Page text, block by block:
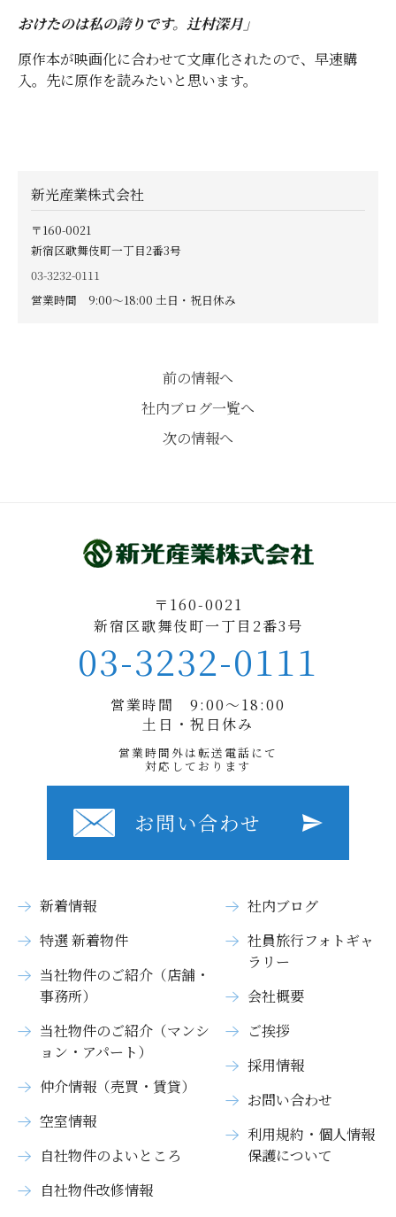
おけたのは私の誇りです。辻村深月」
原作本が映画化に合わせて文庫化されたので、早速購
入。先に原作を読みたいと思います。
新光産業株式会社
〒160-0021
新宿区歌舞伎町一丁目2番3号
03-3232-0111
営業時間 9:00〜18:00 土日・祝日休み
前の情報へ
社内ブログ一覧へ
次の情報へ
〒160-0021
新宿区歌舞伎町一丁目2番3号
03-3232-0111
営業時間 9:00〜18:00
土日・祝日休み
営業時間外は転送電話にて
対応しております
お問い合わせ
新着情報
特選 新着物件
当社物件のご紹介（店舗・
事務所）
当社物件のご紹介（マンシ
ョン・アパート）
仲介情報（売買・賃貸）
空室情報
自社物件のよいところ
自社物件改修情報
社内ブログ
社員旅行フォトギャ
ラリー
会社概要
ご挨拶
採用情報
お問い合わせ
利用規約・個人情報
保護について